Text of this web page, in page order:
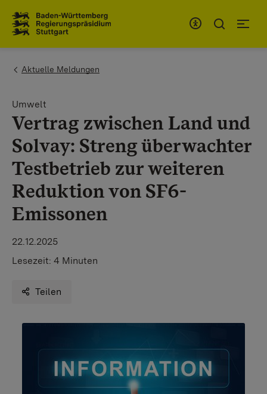
You are here:
Aktuelle Meldungen
Umwelt
Vertrag zwischen Land und
Solvay: Streng überwachter
Testbetrieb zur weiteren
Reduktion von SF6-
Emissonen
22.12.2025
Lesezeit: 4 Minuten
Teilen